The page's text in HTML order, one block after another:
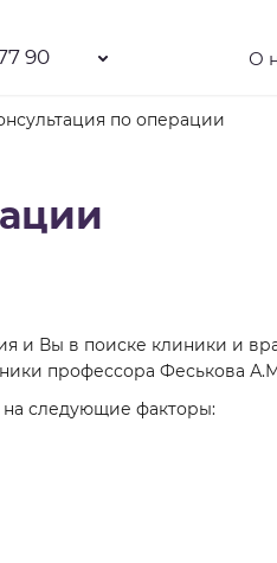
90 О
по операции
и Вы в поиске клиники и
профессора Феськова
следующие факторы: